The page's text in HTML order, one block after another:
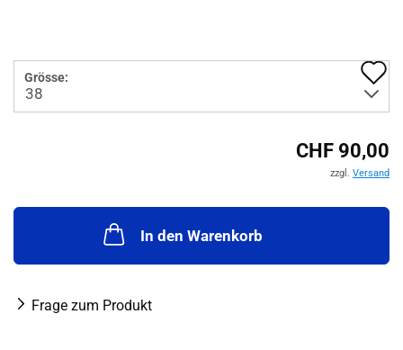
Grösse:
CHF 90,00
zzgl. Versand
In den Warenkorb
Frage zum Produkt